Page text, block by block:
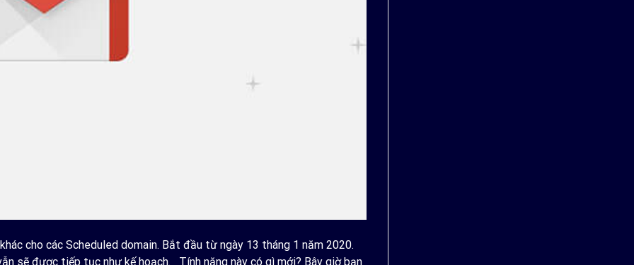
cho các Scheduled domain. Bắt đầu từ ngày 13 tháng 1 năm 2020.
sẽ được tiếp tục như kế hoạch. Tính năng này có gì mới? Bây giờ bạn